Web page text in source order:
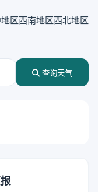
区西南地区西北地区
查询天气